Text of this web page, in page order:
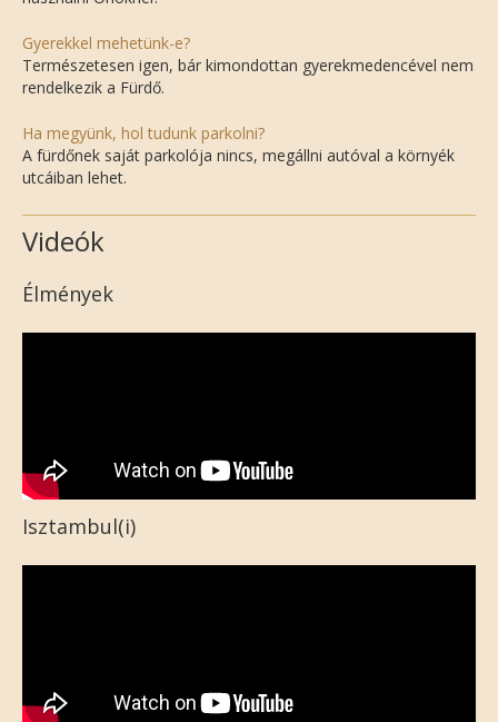
Gyerekkel mehetünk-e?
Természetesen igen, bár kimondottan gyerekmedencével nem
rendelkezik a Fürdő.
Ha megyünk, hol tudunk parkolni?
A fürdőnek saját parkolója nincs, megállni autóval a környék
utcáiban lehet.
Videók
Élmények
Isztambul(i)